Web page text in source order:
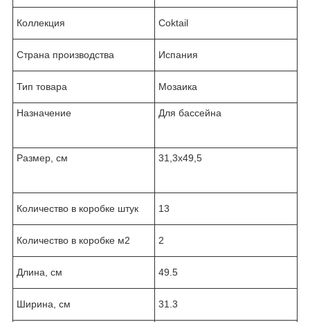
Коллекция Coktail
Страна производства Испания
Тип товара Мозаика
Назначение Для бассейна
Размер, см 31,3x49,5
Количество в коробке штук 13
Количество в коробке м2 2
Длина, см 49.5
Ширина, см 31.3